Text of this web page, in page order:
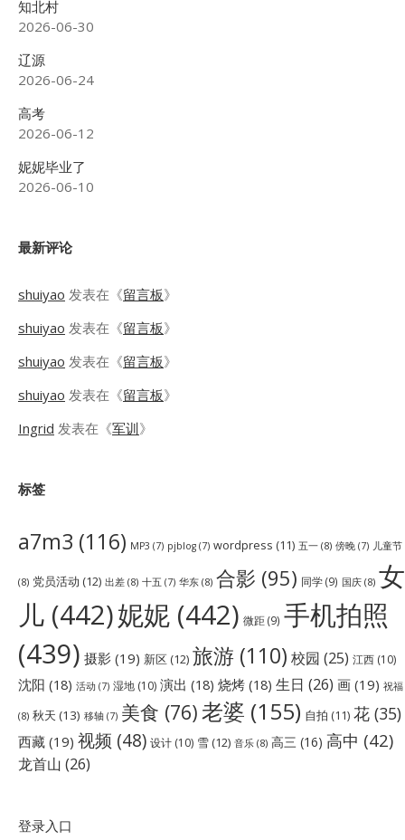
知北村
2026-06-30
辽源
2026-06-24
高考
2026-06-12
妮妮毕业了
2026-06-10
最新评论
shuiyao 发表在《留言板》
shuiyao 发表在《留言板》
shuiyao 发表在《留言板》
shuiyao 发表在《留言板》
Ingrid 发表在《军训》
标签
a7m3 (116) MP3 (7) pjblog (7) wordpress (11) 五一 (8) 傍晚 (7) 儿童节
(8) 党员活动 (12) 出差 (8) 十五 (7) 华东 (8) 合影 (95) 同学(9) 国庆 (8) 女
儿 (442)妮妮 (442) 微距(9) 手机拍照
(439) 摄影 (19) 新区 (12) 旅游 (110) 校园 (25) 江西 (10)
沈阳 (18) 活动 (7) 湿地 (10) 演出 (18) 烧烤 (18) 生日 (26) 画 (19) 祝福
(8) 秋天 (13) 移轴 (7) 美食 (76)老婆 (155) 自拍 (11) 花 (35)
西藏 (19) 视频 (48) 设计 (10) 雪 (12) 音乐 (8) 高三 (16) 高中 (42)
龙首山 (26)
登录入口